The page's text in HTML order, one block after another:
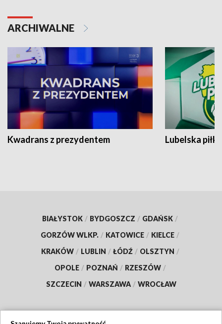
ARCHIWALNE
Kwadrans z prezydentem Lubelska piłka
BIAŁYSTOK / BYDGOSZCZ / GDAŃSK /
GORZÓW WLKP. / KATOWICE / KIELCE /
KRAKÓW / LUBLIN / ŁÓDŹ / OLSZTYN /
OPOLE / POZNAŃ / RZESZÓW /
SZCZECIN / WARSZAWA / WROCŁAW